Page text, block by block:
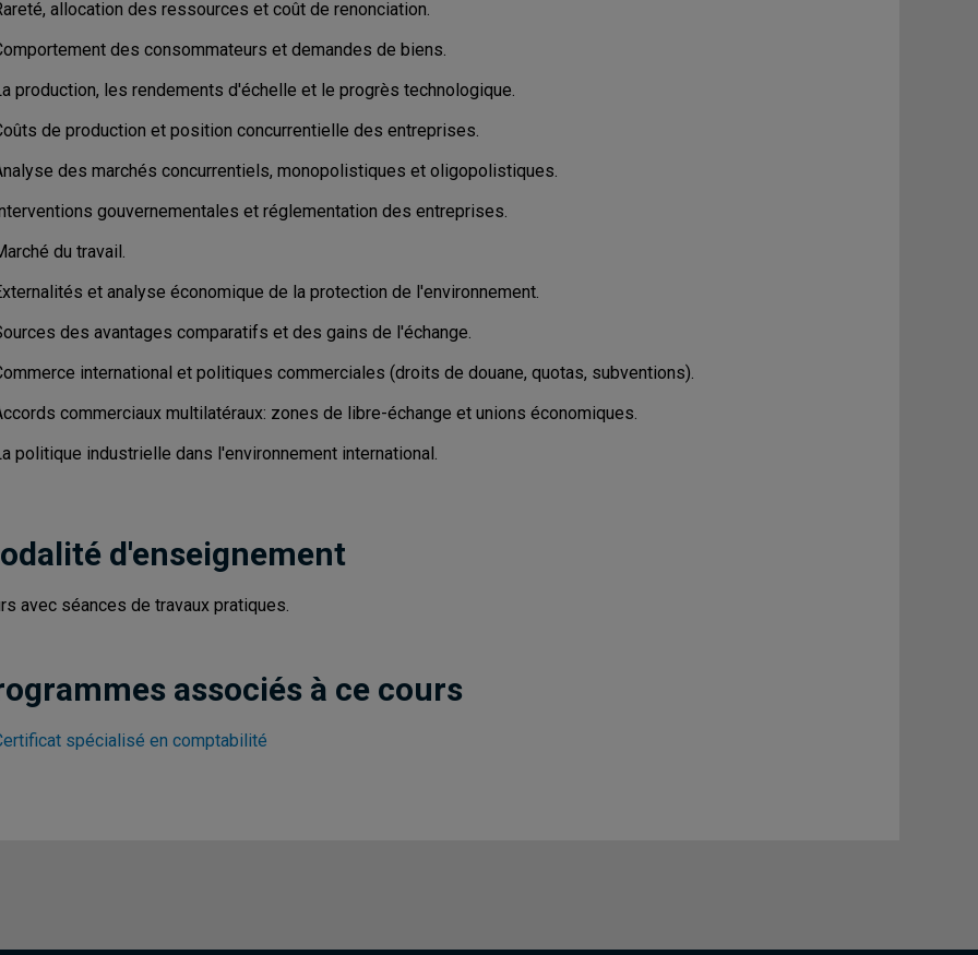
allocation des ressources et coût de renonciation.
des consommateurs et demandes de biens.
production, les rendements d'échelle et le progrès technologique.
de production et position concurrentielle des entreprises.
des marchés concurrentiels, monopolistiques et oligopolistiques.
gouvernementales et réglementation des entreprises.
du travail.
et analyse économique de la protection de l'environnement.
des avantages comparatifs et des gains de l'échange.
international et politiques commerciales (droits de douane, quotas, subventions).
commerciaux multilatéraux: zones de libre-échange et unions économiques.
politique industrielle dans l'environnement international.
d'enseignement
avec séances de travaux pratiques.
associés à ce cours
spécialisé en comptabilité